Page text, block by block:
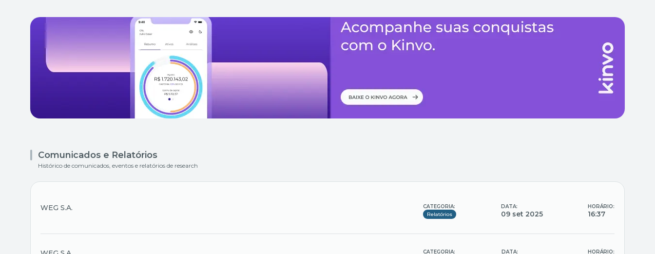
Comunicados e Relatórios
Histórico de comunicados, eventos e relatórios de research
WEG S.A.
CATEGORIA:
Relatórios
DATA:
09 set 2025
HORÁRIO:
16:37
CATEGORIA: DATA: HORÁRIO: